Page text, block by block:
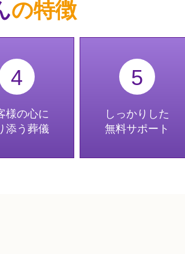
の特徴
4
様の心に
添う葬儀
5
しっかりした
無料サポート